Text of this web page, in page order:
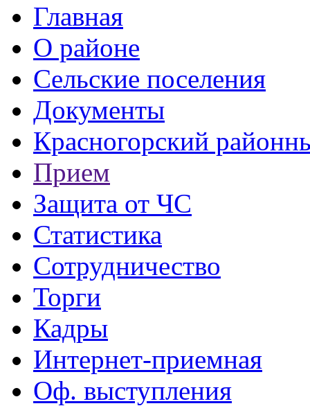
Главная
О районе
Сельские поселения
Документы
Красногорский
Прием
Защита от ЧС
Статистика
Сотрудничество
Торги
Кадры
Интернет-приемная
Оф. выступления